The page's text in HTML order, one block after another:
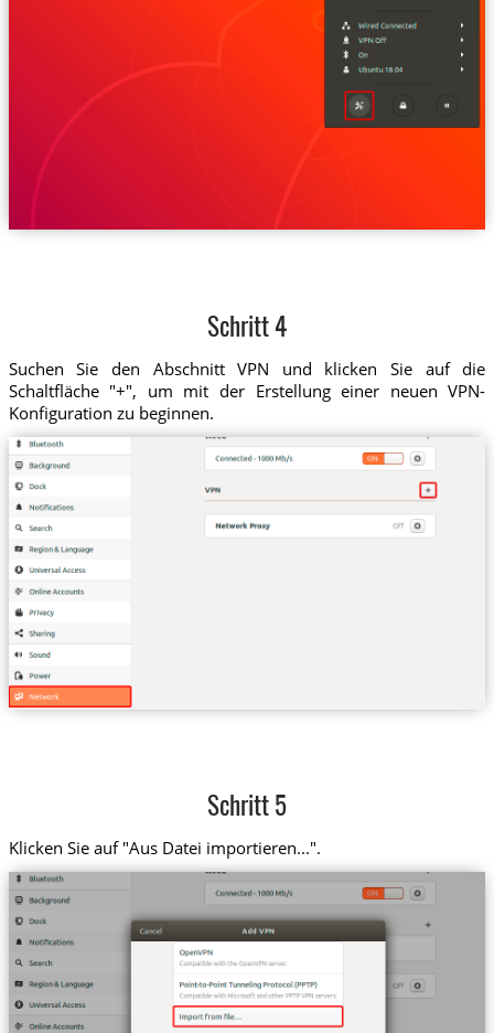
Schritt 4
Suchen Sie den Abschnitt VPN und klicken Sie auf die
Schaltfläche "+", um mit der Erstellung einer neuen VPN-
Konfiguration zu beginnen.
Schritt 5
Klicken Sie auf "Aus Datei importieren...".